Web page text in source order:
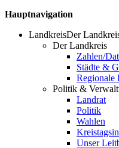
Hauptnavigation
LandkreisDer
Der Landkreis
Zahlen/
Städte &
Regionale
Politik &
Landrat
Politik
Wahlen
Unser